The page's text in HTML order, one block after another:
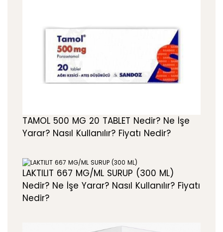
TAMOL 500 MG 20 TABLET Nedir? Ne İşe
Yarar? Nasıl Kullanılır? Fiyatı Nedir?
LAKTILIT 667 MG/ML SURUP (300 ML)
Nedir? Ne İşe Yarar? Nasıl Kullanılır? Fiyatı
Nedir?